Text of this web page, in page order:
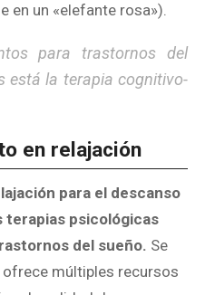
en un «elefante rosa»).
para trastornos del
está la terapia cognitivo-
en relajación
para el descanso
terapias psicológicas
del sueño. Se
múltiples recursos